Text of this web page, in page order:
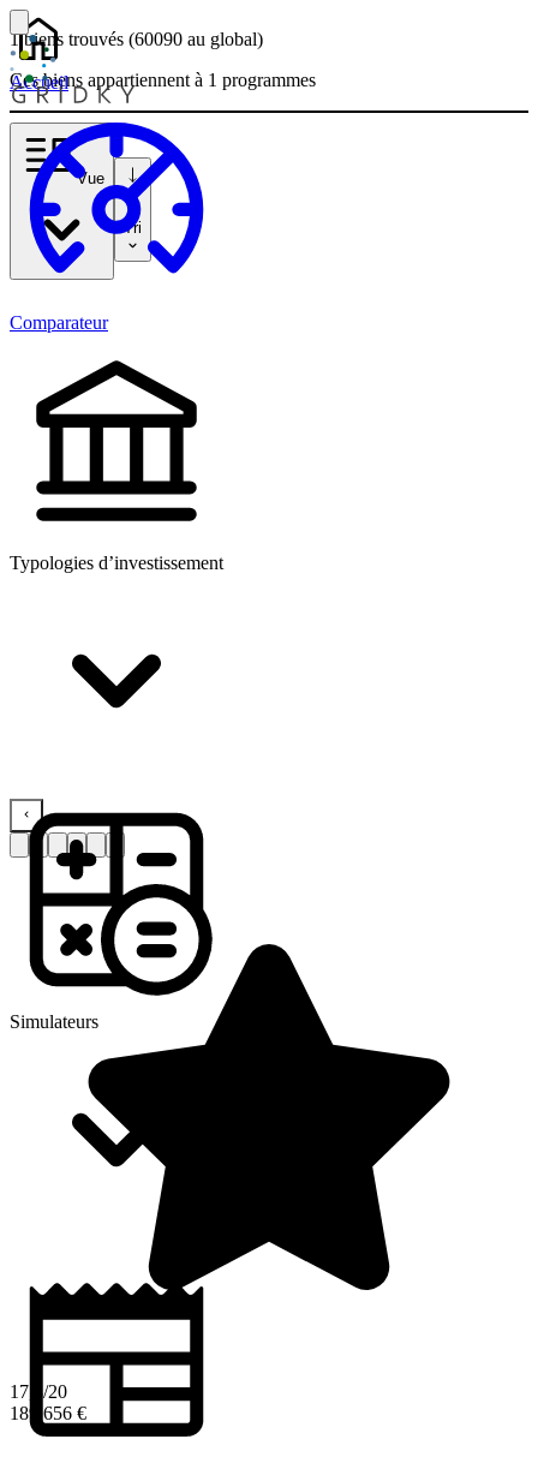
Accueil
Comparateur
Typologies d’investissement
Simulateurs
1 biens trouvés (60090 au global)
Ces biens appartiennent à 1 programmes
Vue
Tri
17,3/20
189 656 €